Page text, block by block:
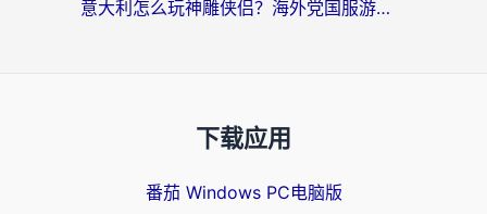
意大利怎么玩神雕侠侣？海外党国服游戏加速终极指南（附欧洲玩王者王国保卫战4不卡技巧）
下载应用
番茄 Windows PC电脑版